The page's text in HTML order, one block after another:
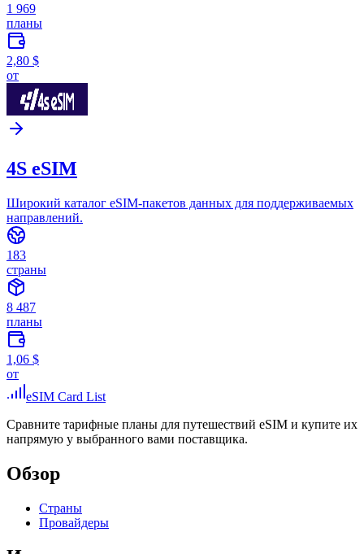
1 969
планы
2,80 $
от
4S eSIM
Широкий каталог eSIM-пакетов данных для поддерживаемых
направлений.
183
страны
8 487
планы
1,06 $
от
eSIM Card List
Сравните тарифные планы для путешествий eSIM и купите их
напрямую у выбранного вами поставщика.
Обзор
Страны
Провайдеры